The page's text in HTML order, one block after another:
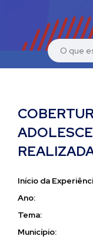
Início da
Ano:
Tema:
Município: